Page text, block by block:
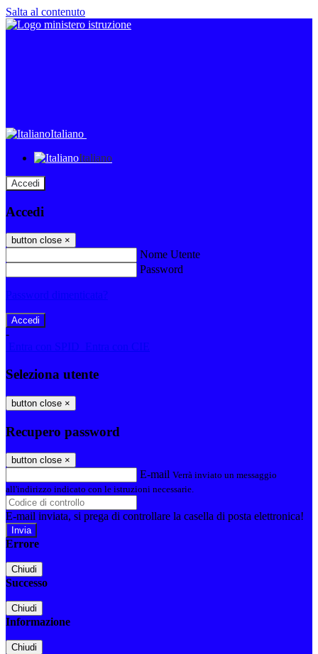
Salta al contenuto
Italiano
Italiano
Accedi
Accedi
button close ×
Nome Utente
Password
Password dimenticata?
-
Entra con SPID
Entra con CIE
Seleziona utente
button close ×
Recupero password
button close ×
E-mail Verrà inviato un messaggio
all'indirizzo indicato con le istruzioni necessarie.
E-mail inviata, si prega di controllare la casella di posta elettronica!
Errore
Chiudi
Successo
Chiudi
Informazione
Chiudi